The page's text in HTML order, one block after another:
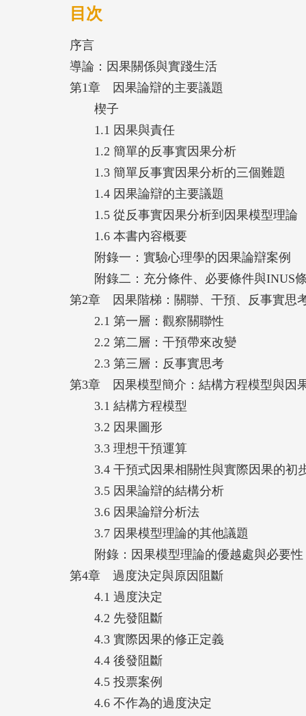
在實踐生活的試煉中不斷修正。
本書結合哲學、法學與科學的取向，透過
果哲學議題具有豐富的實踐意涵，科學背
領域的應用，而法律學者與實務工作者更
讀者進入一場跨越學科邊界、直面現實爭議
目次
序言
導論：因果關係與實踐生活
第1章 因果論辯的主要議題
楔子
1.1 因果與責任
1.2 簡單的反事實因果分析
1.3 簡單反事實因果分析的三個難題
1.4 因果論辯的主要議題
1.5 從反事實因果分析到因果模型理論
1.6 本書內容概要
附錄一：實驗心理學的因果論辯案例
附錄二：充分條件、必要條件與INUS
第2章 因果階梯：關聯、干預、反事實思
2.1 第一層：觀察關聯性
2.2 第二層：干預帶來改變
2.3 第三層：反事實思考
第3章 因果模型簡介：結構方程模型與因
3.1 結構方程模型
3.2 因果圖形
3.3 理想干預運算
3.4 干預式因果相關性與實際因果的初
3.5 因果論辯的結構分析
3.6 因果論辯分析法
3.7 因果模型理論的其他議題
附錄：因果模型理論的優越處與必要性
第4章 過度決定與原因阻斷
4.1 過度決定
4.2 先發阻斷
4.3 實際因果的修正定義
4.4 後發阻斷
4.5 投票案例
4.6 不作為的過度決定